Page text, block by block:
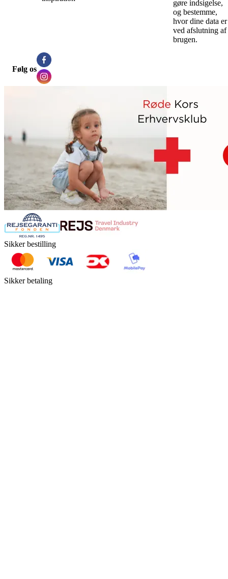
gøre indsigelse,
og bestemme,
hvor dine data er
ved afslutning af
brugen.
Følg os
Sikker bestilling
Sikker betaling